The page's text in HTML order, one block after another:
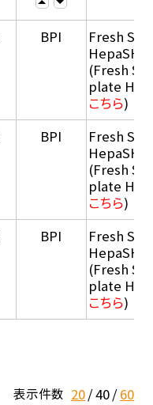
BPI
Fresh
HepaSH®
(Fresh
plate
こちら)
BPI
Fresh
HepaSH®
(Fresh
plate
こちら)
BPI
Fresh
HepaSH®
(Fresh
plate
こちら)
表示件数 20 40 60